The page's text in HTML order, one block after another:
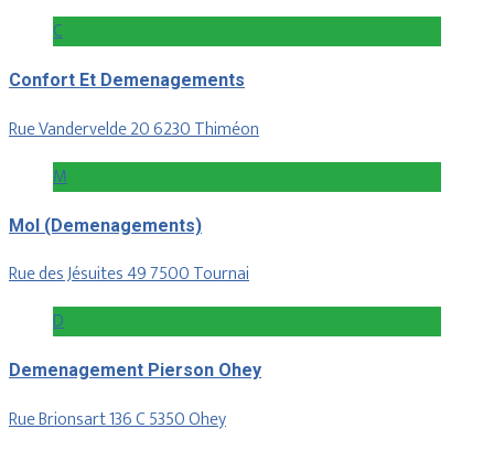
C
Confort Et Demenagements
Rue Vandervelde 20 6230 Thiméon
M
Mol (Demenagements)
Rue des Jésuites 49 7500 Tournai
D
Demenagement Pierson Ohey
Rue Brionsart 136 C 5350 Ohey